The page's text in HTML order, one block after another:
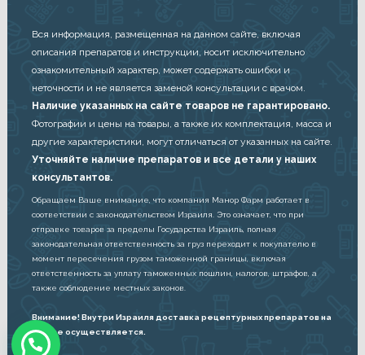
Вся информация, размещенная на данном сайте, включая
описания препаратов и инструкции, носит исключительно
ознакомительный характер, может содержать ошибки и
неточности и не является заменой консультации с врачом.
Наличие указанных на сайте товаров не гарантировано.
Фотографии и цены на товары, а также их комплектация, масса и
другие характеристики, могут отличаться от указанных на сайте.
Уточняйте наличие препаратов и все детали у наших
консультантов.
Обращаем Ваше внимание, что компания Манор Фарм работает в
соответствии с законодательством Израиля. Это означает, что при
отправке товаров за пределы Государства Израиль, полная
законодательная ответственность за груз переходит к покупателю в
момент пересечения грузом таможенной границы, включая
ответственность за уплату таможенных пошлин, налогов, штрафов, а
также соблюдение местных законов.
Внимание! Внутри Израиля доставка рецептурных препаратов на
дом не осуществляется.